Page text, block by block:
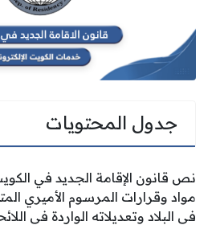
جدول المحتويات
نص قانون الإقامة الجديد في
مواد وقرارات المرسوم الأميري
في البلاد وتعديلاته الواردة في